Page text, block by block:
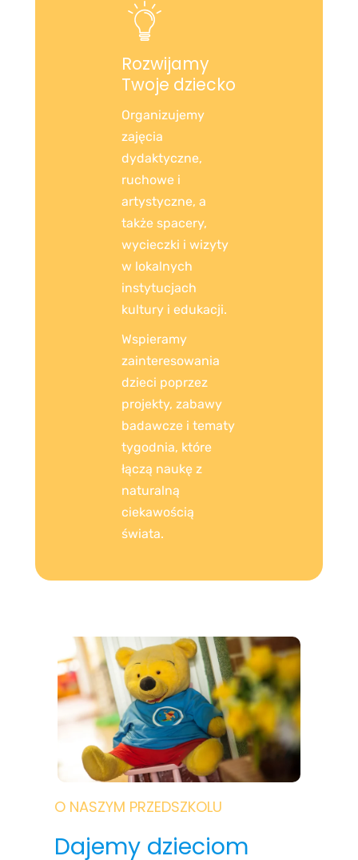
Rozwijamy
Twoje dziecko
Organizujemy
zajęcia
dydaktyczne,
ruchowe i
artystyczne, a
także spacery,
wycieczki i wizyty
w lokalnych
instytucjach
kultury i edukacji.
Wspieramy
zainteresowania
dzieci poprzez
projekty, zabawy
badawcze i tematy
tygodnia, które
łączą naukę z
naturalną
ciekawością
świata.
O NASZYM PRZEDSZKOLU
Dajemy dzieciom